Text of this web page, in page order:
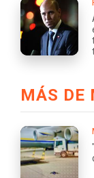
MÁS DE